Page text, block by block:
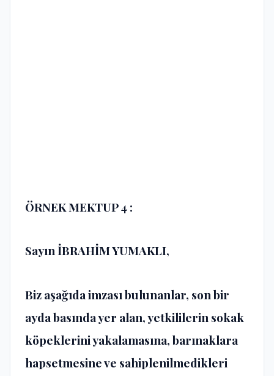
ÖRNEK MEKTUP 4 :
Sayın İBRAHİM YUMAKLI,
Biz aşağıda imzası bulunanlar, son bir
ayda basında yer alan, yetkililerin sokak
köpeklerini yakalamasına, barınaklara
hapsetmesine ve sahiplenilmedikleri